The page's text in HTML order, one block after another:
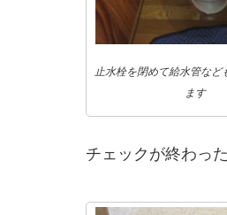
止水栓を閉めて給水管など
ます
チェックが終わっ